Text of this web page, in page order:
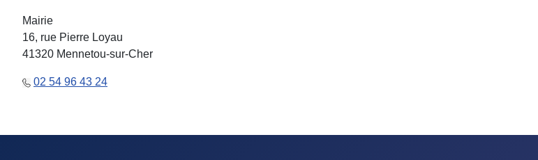
Mairie
16, rue Pierre Loyau
41320 Mennetou-sur-Cher
02 54 96 43 24